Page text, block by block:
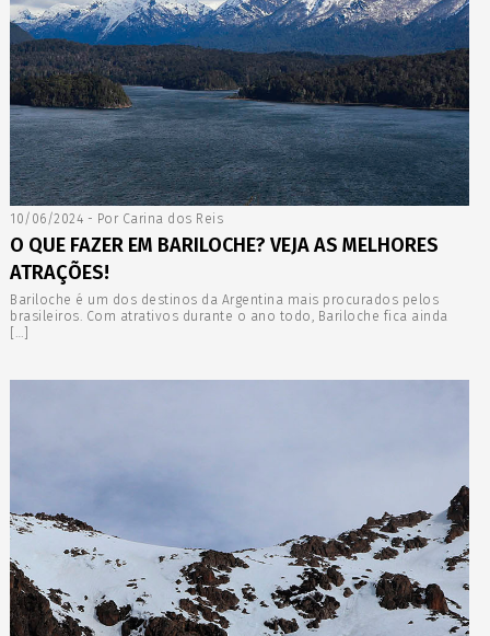
10/06/2024 - Por Carina dos Reis
O QUE FAZER EM BARILOCHE? VEJA AS MELHORES
ATRAÇÕES!
Bariloche é um dos destinos da Argentina mais procurados pelos
brasileiros. Com atrativos durante o ano todo, Bariloche fica ainda
[…]